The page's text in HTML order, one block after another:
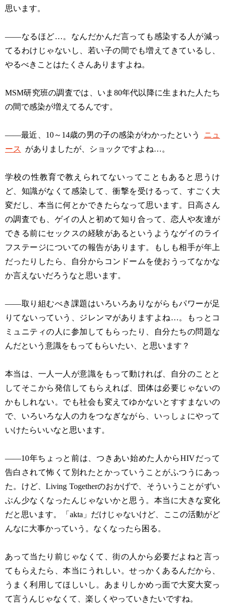
思います。
——なるほど…。なんだかんだ言っても感染する人が減っ
てるわけじゃないし、若い子の間でも増えてきているし、
やるべきことはたくさんありますよね。
MSM研究班の調査では、いま80年代以降に生まれた人たち
の間で感染が増えてるんです。
——最近、10～14歳の男の子の感染がわかったという
ニュ
ース
がありましたが、ショックですよね…。
学校の性教育で教えられてないってこともあると思うけ
ど、知識がなくて感染して、衝撃を受けるって、すごく大
変だし、本当に何とかできたらなって思います。日高さん
の調査でも、ゲイの人と初めて知り合って、恋人や友達が
できる前にセックスの経験があるというようなゲイのライ
フステージについての報告があります。もしも相手が年上
だったりしたら、自分からコンドームを使おうってなかな
か言えないだろうなと思います。
——取り組むべき課題はいろいろありながらもパワーが足
りてないっていう、ジレンマがありますよね…。もっとコ
ミュニティの人に参加してもらったり、自分たちの問題な
んだという意識をもってもらいたい、と思います？
本当は、一人一人が意識をもって動ければ、自分のことと
してそこから発信してもらえれば、団体は必要じゃないの
かもしれない。でも社会も変えてゆかないとすすまないの
で、いろいろな人の力をつなぎながら、いっしょにやって
いけたらいいなと思います。
——10年ちょっと前は、つきあい始めた人からHIVだって
告白されて怖くて別れたとかっていうことがふつうにあっ
た。けど、Living Togetherのおかげで、そういうことがずい
ぶん少なくなったんじゃないかと思う。本当に大きな変化
だと思います。「akta」だけじゃないけど、ここの活動がど
んなに大事かっていう。なくなったら困る。
あって当たり前じゃなくて、街の人から必要だよねと言っ
てもらえたら、本当にうれしい。せっかくあるんだから、
うまく利用してほしいし。あまりしかめっ面で大変大変っ
て言うんじゃなくて、楽しくやっていきたいですね。